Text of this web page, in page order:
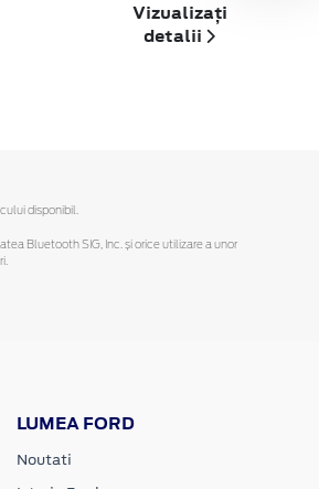
Vizualizați
detalii
disponibil.
Bluetooth SIG, Inc. și orice utilizare a unor
LUMEA FORD
Noutati